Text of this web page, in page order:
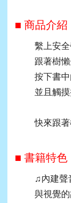
■ 商品介紹
繫上安
跟著樹
按下書
並且觸
快來跟
■ 書籍特色
♫ 內建聲
與視覺